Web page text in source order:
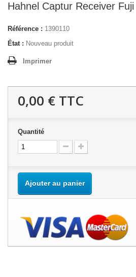
Hahnel Captur Receiver Fuji
Référence : 1390110
État : Nouveau produit
Imprimer
0,00 € TTC
Quantité
Ajouter au panier